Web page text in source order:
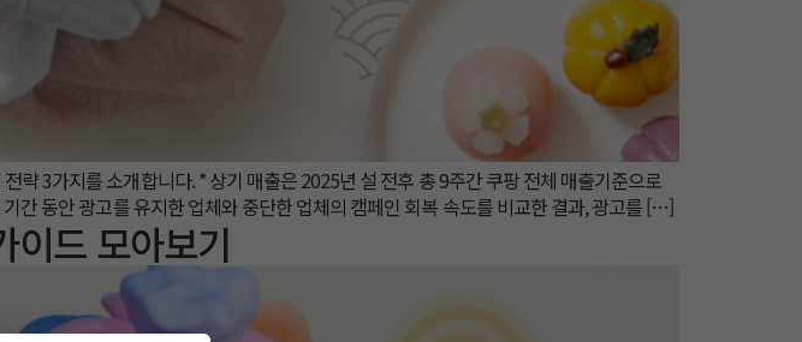
략 3가지를 소개합니다. * 상기 매출은 2025년 설 전후 총 9주간 쿠팡 전체 매출기준으로
간 동안 광고를 유지한 업체와 중단한 업체의 캠페인 회복 속도를 비교한 결과, 광고를 […]
이드 모아보기